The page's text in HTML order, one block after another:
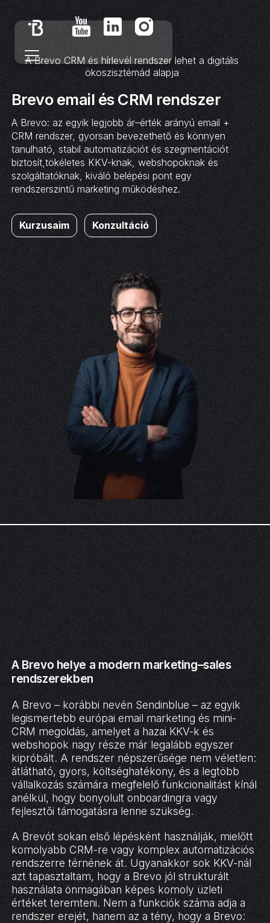
A Brevo CRM és hírlevél rendszer lehet a digitális
ökoszisztémád alapja
Brevo email és CRM rendszer
A Brevo: az egyik legjobb ár–érték arányú email +
CRM rendszer, gyorsan bevezethető és könnyen
tanulható, stabil automatizációt és szegmentációt
biztosít,tökéletes KKV-knak, webshopoknak és
szolgáltatóknak, kiváló belépési pont egy
rendszerszintű marketing működéshez.
Kurzusaim Konzultáció
A Brevo helye a modern marketing–sales
rendszerekben
A Brevo – korábbi nevén Sendinblue – az egyik
legismertebb európai email marketing és mini-
CRM megoldás, amelyet a hazai KKV-k és
webshopok nagy része már legalább egyszer
kipróbált. A rendszer népszerűsége nem véletlen:
átlátható, gyors, költséghatékony, és a legtöbb
vállalkozás számára megfelelő funkcionalitást kínál
anélkül, hogy bonyolult onboardingra vagy
fejlesztői támogatásra lenne szükség.
A Brevót sokan első lépésként használják, mielőtt
komolyabb CRM-re vagy komplex automatizációs
rendszerre térnének át. Ugyanakkor sok KKV-nál
azt tapasztaltam, hogy a Brevo jól strukturált
használata önmagában képes komoly üzleti
értéket teremteni. Nem a funkciók száma adja a
rendszer erejét, hanem az a tény, hogy a Brevo: